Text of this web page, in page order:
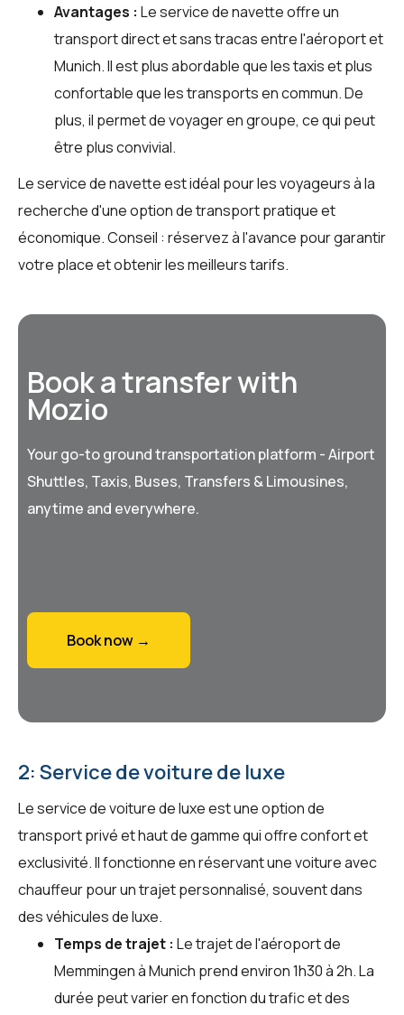
Avantages : Le service de navette offre un
transport direct et sans tracas entre l'aéroport et
Munich. Il est plus abordable que les taxis et plus
confortable que les transports en commun. De
plus, il permet de voyager en groupe, ce qui peut
être plus convivial.
Le service de navette est idéal pour les voyageurs à la
recherche d'une option de transport pratique et
économique. Conseil : réservez à l'avance pour garantir
votre place et obtenir les meilleurs tarifs.
Book a transfer with
Mozio
Your go-to ground transportation platform - Airport
Shuttles, Taxis, Buses, Transfers & Limousines,
anytime and everywhere.
Book now →
2: Service de voiture de luxe
Le service de voiture de luxe est une option de
transport privé et haut de gamme qui offre confort et
exclusivité. Il fonctionne en réservant une voiture avec
chauffeur pour un trajet personnalisé, souvent dans
des véhicules de luxe.
Temps de trajet : Le trajet de l'aéroport de
Memmingen à Munich prend environ 1h30 à 2h. La
durée peut varier en fonction du trafic et des